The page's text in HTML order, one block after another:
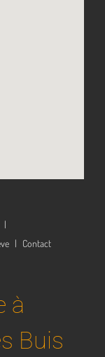
Contact
à
Buis